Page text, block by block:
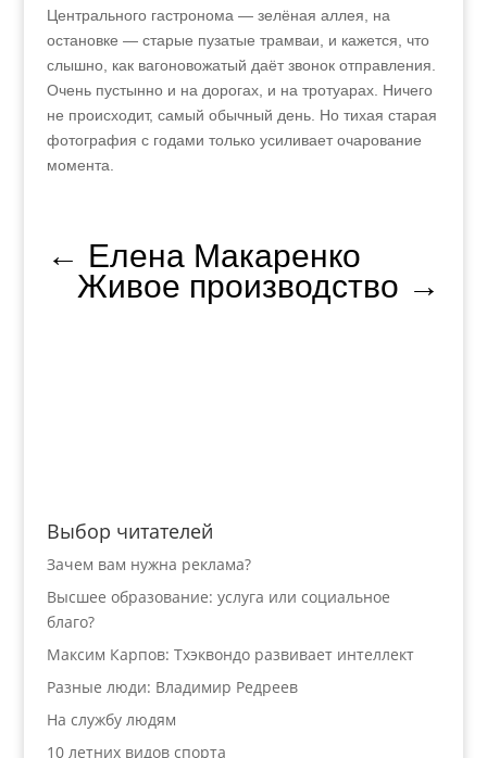
Центрального гастронома — зелёная аллея, на
остановке — старые пузатые трамваи, и кажется, что
слышно, как вагоновожатый даёт звонок отправления.
Очень пустынно и на дорогах, и на тротуарах. Ничего
не происходит, самый обычный день. Но тихая старая
фотография с годами только усиливает очарование
момента.
← Елена Макаренко
Живое производство →
Выбор читателей
Зачем вам нужна реклама?
Высшее образование: услуга или социальное
благо?
Максим Карпов: Тхэквондо развивает интеллект
Разные люди: Владимир Редреев
На службу людям
10 летних видов спорта